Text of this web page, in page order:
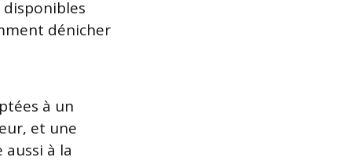
dénicher
à un
et une
à la